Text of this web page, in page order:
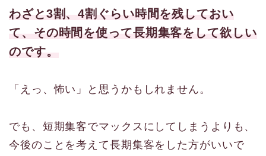
わざと3割、4割ぐらい時間を残しておい
て、その時間を使って長期集客をして欲しい
のです。
「えっ、怖い」と思うかもしれません。
でも、短期集客でマックスにしてしまうよりも、
今後のことを考えて長期集客をした方がいいで